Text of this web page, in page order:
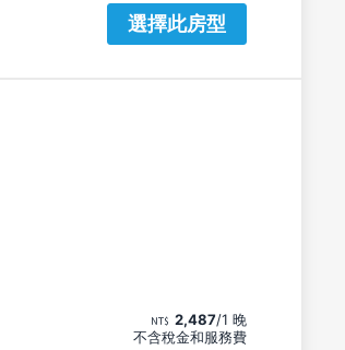
選擇此房型
2,487/1 晚
不含稅金和服務費